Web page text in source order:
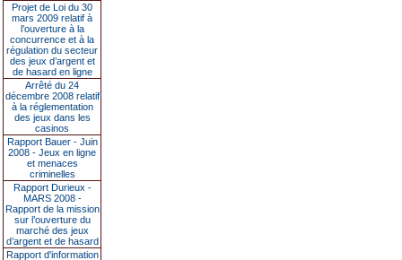
Projet de Loi du 30
mars 2009 relatif à
l’ouverture à la
concurrence et à la
régulation du secteur
des jeux d’argent et
de hasard en ligne
Arrêté du 24
décembre 2008 relatif
à la réglementation
des jeux dans les
casinos
Rapport Bauer - Juin
2008 - Jeux en ligne
et menaces
criminelles
Rapport Durieux -
MARS 2008 -
Rapport de la mission
sur l’ouverture du
marché des jeux
d’argent et de hasard
Rapport d'information